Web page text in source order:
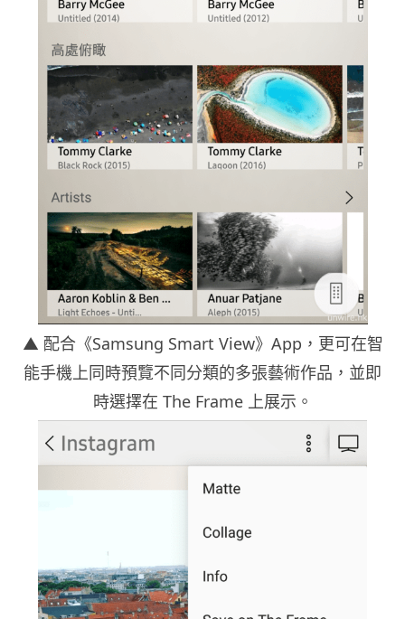
▲ 配合《Samsung Smart View》App，更可在智
能手機上同時預覽不同分類的多張藝術作品，並即
時選擇在 The Frame 上展示。